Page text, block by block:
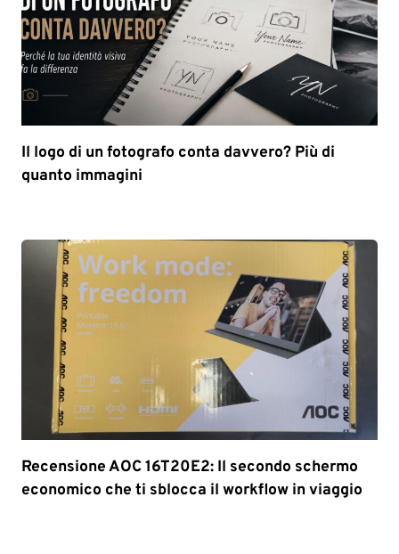
Il logo di un fotografo conta davvero? Più di
quanto immagini
Recensione AOC 16T20E2: Il secondo schermo
economico che ti sblocca il workflow in viaggio